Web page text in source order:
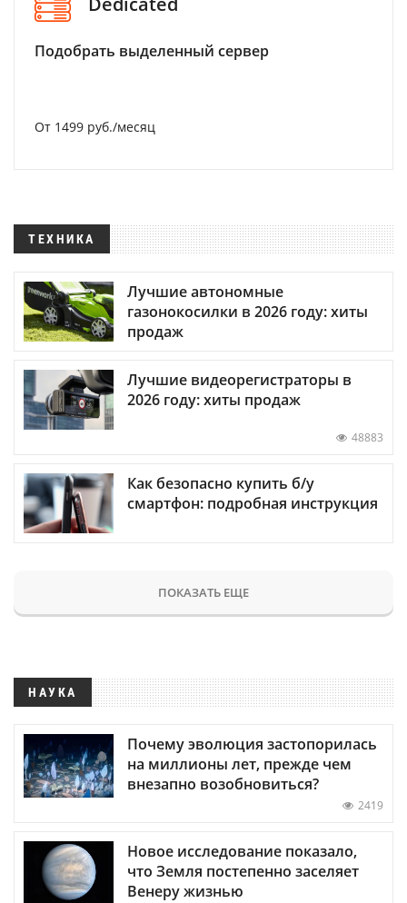
Подобрать выделенный сервер
От 1499 руб./месяц
ТЕХНИКА
Лучшие автономные
газонокосилки в 2026 году: хиты
продаж
Лучшие видеорегистраторы в
2026 году: хиты продаж
48883
Как безопасно купить б/у
смартфон: подробная инструкция
ПОКАЗАТЬ ЕЩЕ
НАУКА
Почему эволюция застопорилась
на миллионы лет, прежде чем
внезапно возобновиться?
2419
Новое исследование показало,
что Земля постепенно заселяет
Венеру жизнью